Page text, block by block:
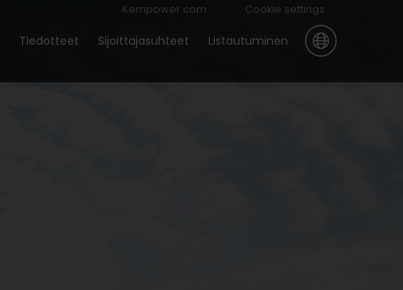
Kempower.com Cookie settings
Tiedotteet Sijoittajasuhteet Listautuminen